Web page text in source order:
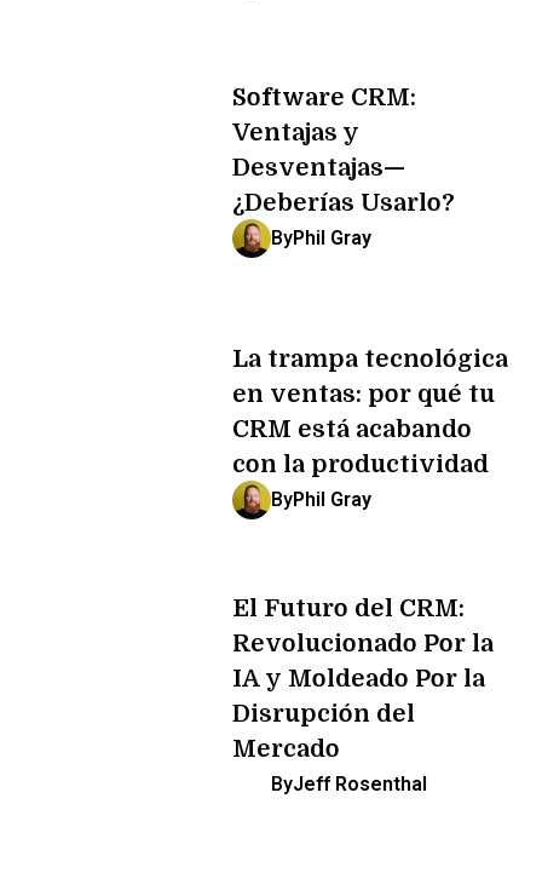
Software CRM:
Ventajas y
Desventajas—
¿Deberías Usarlo?
ByPhil Gray
La trampa tecnológica
en ventas: por qué tu
CRM está acabando
con la productividad
ByPhil Gray
El Futuro del CRM:
Revolucionado Por la
IA y Moldeado Por la
Disrupción del
Mercado
ByJeff Rosenthal